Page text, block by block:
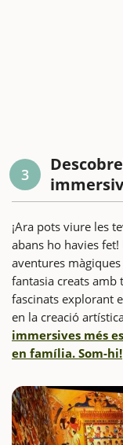
3
¡Ara pots viure les
abans ho havies
aventures
fantasia creats amb
fascinats explorant
en la creació
immersives més
en família. Som-hi!